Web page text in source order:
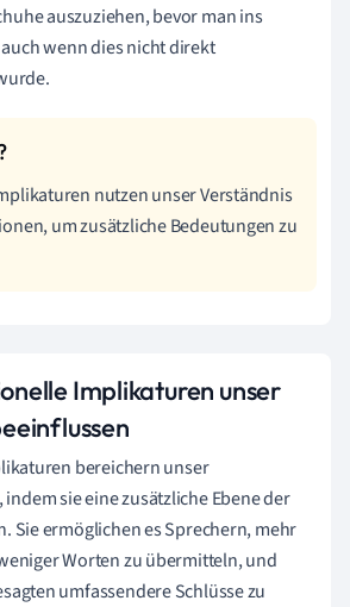
auszuziehen, bevor man ins
wenn dies nicht direkt
nutzen unser Verständnis
um zusätzliche Bedeutungen zu
Implikaturen unser
bereichern unser
indem sie eine zusätzliche Ebene der
Sie ermöglichen es Sprechern, mehr
Worten zu übermitteln, und
umfassendere Schlüsse zu